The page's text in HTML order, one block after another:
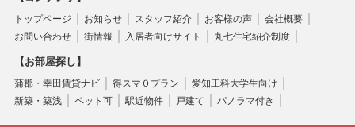
トップページ お知らせ スタッフ紹介 お客様の声
会社概要
お問い合わせ
街情報 入居者向けサイト 丸七住宅紹介制度
【お部屋探し】
蒲郡・幸田賃貸ナビ 得スマ０プラン
愛知工科大学生向け
新築・築浅
ペット可 駅近物件 戸建て パノラマ付き